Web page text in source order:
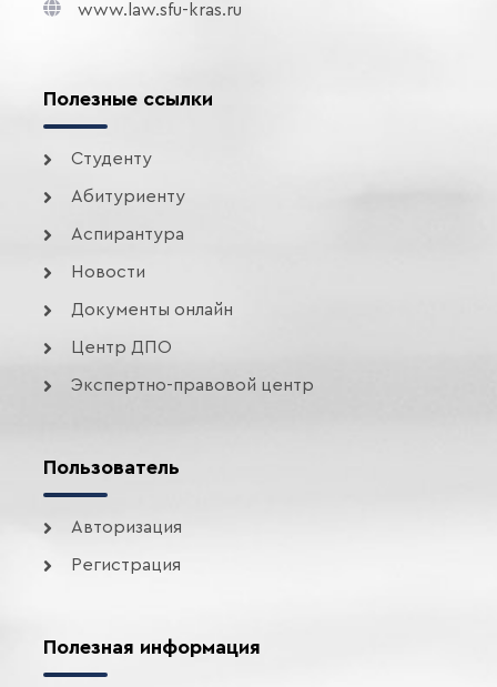
www.law.sfu-kras.ru
Полезные ссылки
Студенту
Абитуриенту
Аспирантура
Новости
Документы онлайн
Центр ДПО
Экспертно-правовой центр
Пользователь
Авторизация
Регистрация
Полезная информация